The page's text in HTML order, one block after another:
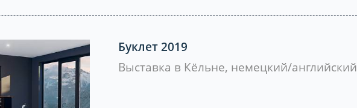
Буклет 2019
Выставка в Кёльне, немецкий/английский